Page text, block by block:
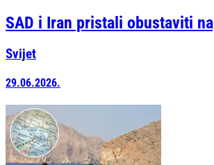
SAD i Iran pristali obustaviti
Svijet
29.06.2026.